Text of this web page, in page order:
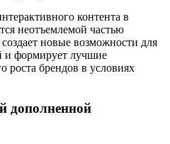
контента в
неотъемлемой частью
новые возможности для
и формирует лучшие
роста брендов в условиях
дополненной